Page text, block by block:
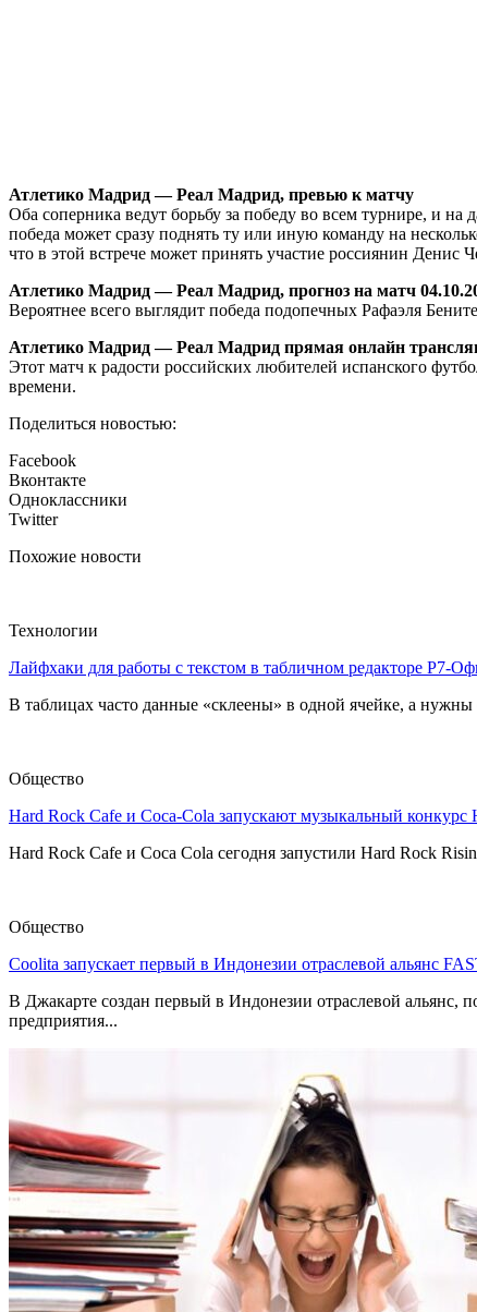
Атлетико Мадрид — Реал Мадрид, превью к матчу
Оба соперника ведут борьбу за победу во всем турнире, и на
победа может сразу поднять ту или иную команду на
что в этой встрече может принять участие россиянин
Атлетико Мадрид — Реал Мадрид, прогноз на матч
Вероятнее всего выглядит победа подопечных Рафаэля
Атлетико Мадрид — Реал Мадрид прямая онлайн
Этот матч к радости российских любителей испанского
времени.
Поделиться новостью:
Facebook
Вконтакте
Одноклассники
Twitter
Похожие новости
Технологии
Лайфхаки для работы с текстом в табличном редакторе Р7-
В таблицах часто данные «склеены» в одной ячейке, а
Общество
Hard Rock Cafe и Coca-Cola запускают музыкальный
Hard Rock Cafe и Coca Cola сегодня запустили Hard Rock
Общество
Coolita запускает первый в Индонезии отраслевой альянс
В Джакарте создан первый в Индонезии отраслевой альянс,
предприятия...